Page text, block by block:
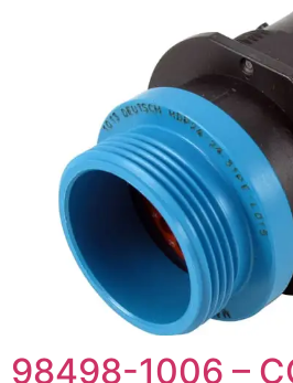
98498-1006 –